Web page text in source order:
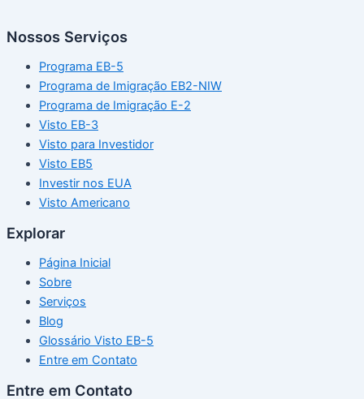
Nossos Serviços
Programa EB-5
Programa de Imigração EB2-NIW
Programa de Imigração E-2
Visto EB-3
Visto para Investidor
Visto EB5
Investir nos EUA
Visto Americano
Explorar
Página Inicial
Sobre
Serviços
Blog
Glossário Visto EB-5
Entre em Contato
Entre em Contato